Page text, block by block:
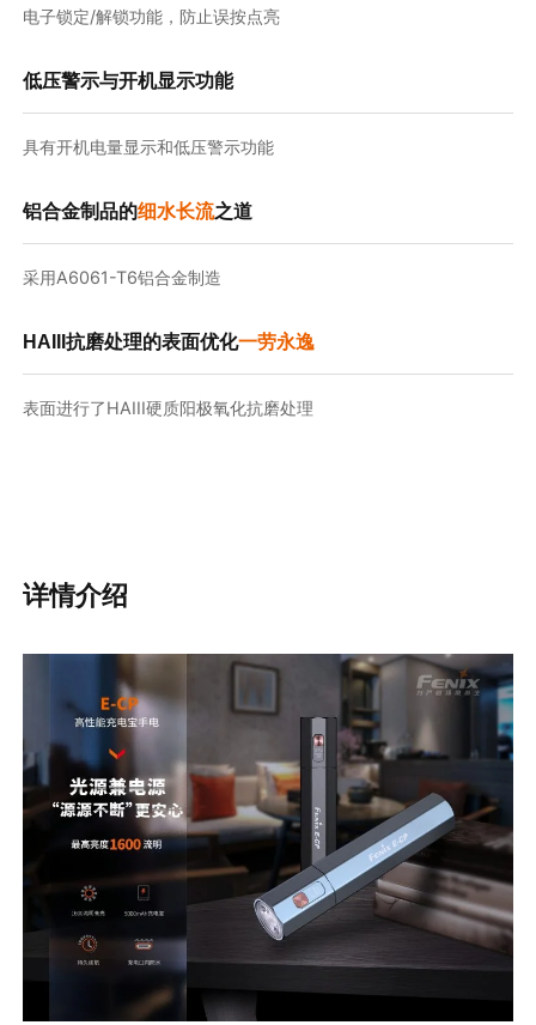
电子锁定/解锁功能，防止误按点亮
低压警示与开机显示功能
具有开机电量显示和低压警示功能
铝合金制品的细水长流之道
采用A6061-T6铝合金制造
HAIII抗磨处理的表面优化一劳永逸
表面进行了HAIII硬质阳极氧化抗磨处理
详情介绍